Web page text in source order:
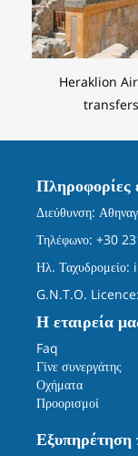
Heraklion
transfers
Πληροφορίες
Διεύθυνση:
Τηλέφωνο: +30
Ηλ. Ταχυδρομείο:
G.N.T.O.
Η εταιρεία
Faq
Γίνε συνεργάτης
Οχήματα
Προορισμοί
Εξυπηρέτηση